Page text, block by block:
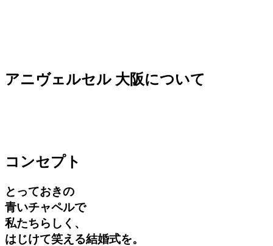
アニヴェルセル 大阪について
コンセプト
とっておきの
⻘いチャペルで
私たちらしく、
はじけて笑える結婚式を。